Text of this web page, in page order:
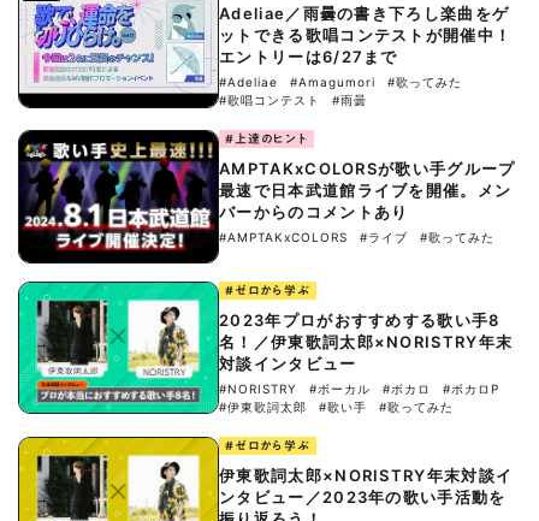
Adeliae／雨曇の書き下ろし楽曲をゲ
ットできる歌唱コンテストが開催中！
エントリーは6/27まで
#Adeliae #Amagumori
#歌ってみた
#歌唱コンテスト
#雨曇
#上達のヒント
AMPTAKxCOLORSが歌い手グループ
最速で日本武道館ライブを開催。メン
バーからのコメントあり
#AMPTAKxCOLORS #ライブ #歌ってみた
#ゼロから学ぶ
2023年プロがおすすめする歌い手8
名！／伊東歌詞太郎×NORISTRY年末
対談インタビュー
#NORISTRY #ボーカル #ボカロ
#ボカロP
#伊東歌詞太郎
#歌い手 #歌ってみた
#ゼロから学ぶ
伊東歌詞太郎×NORISTRY年末対談イ
ンタビュー／2023年の歌い手活動を